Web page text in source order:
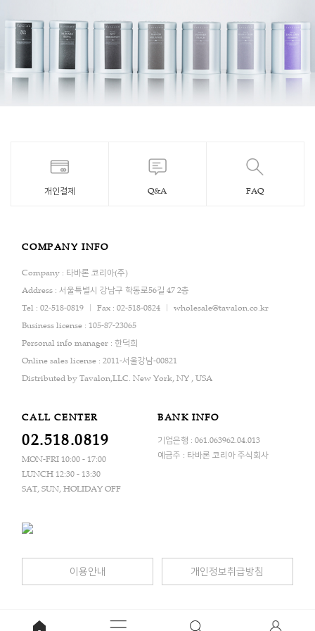
개인결제 Q&A FAQ
COMPANY INFO
Company : 타바론 코리아(주)
Address : 서울특별시 강남구 학동로56길 47 2층
Tel : 02-518-0819
Fax : 02-518-0824
wholesale@tavalon.co.kr
Business license : 105-87-23065
Personal info manager : 한덕희
Online sales license : 2011-서울강남-00821
Distributed by Tavalon,LLC. New York, NY , USA
CALL CENTER
02.518.0819
MON-FRI 10:00 - 17:00
LUNCH 12:30 - 13:30
SAT, SUN, HOLIDAY OFF
BANK INFO
기업은행 : 061.063962.04.013
예금주 : 타바론 코리아 주식회사
이용안내 개인정보취급방침